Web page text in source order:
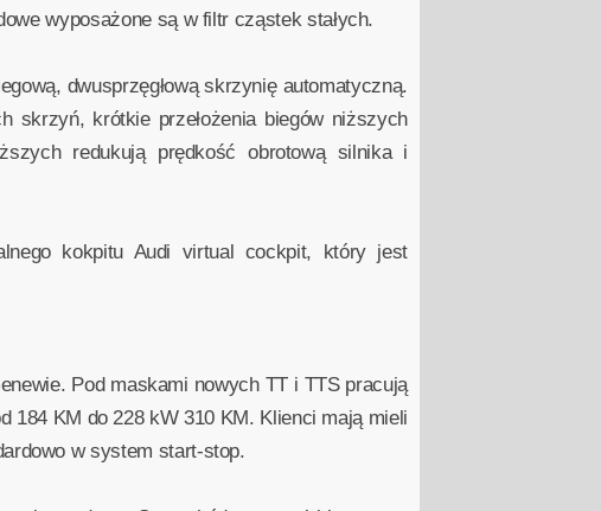
wyposażone są w filtr cząstek stałych.
dwusprzęgłową skrzynię automatyczną.
skrzyń, krótkie przełożenia biegów niższych
redukują prędkość obrotową silnika i
kokpitu Audi virtual cockpit, który jest
Pod maskami nowych TT i TTS pracują
184 KM do 228 kW 310 KM. Klienci mają mieli
w system start-stop.